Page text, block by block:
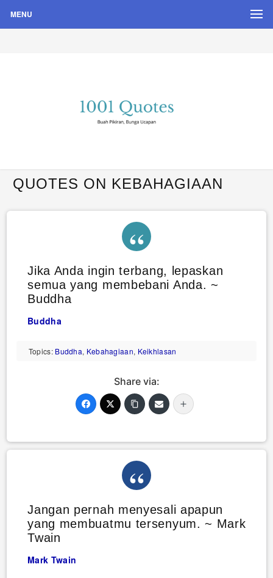
MENU
Quote Hari Puisi
QUOTES ON KEBAHAGIAAN
Jika Anda ingin terbang, lepaskan
semua yang membebani Anda. ~
Buddha
Buddha
Topics: Buddha, Kebahagiaan, Keikhlasan
Share via:
Jangan pernah menyesali apapun
yang membuatmu tersenyum. ~ Mark
Twain
Mark Twain